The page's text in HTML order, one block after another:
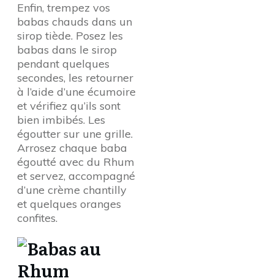
Enfin, trempez vos
babas chauds dans un
sirop tiède. Posez les
babas dans le sirop
pendant quelques
secondes, les retourner
à l’aide d’une écumoire
et vérifiez qu’ils sont
bien imbibés. Les
égoutter sur une grille.
Arrosez chaque baba
égoutté avec du Rhum
et servez, accompagné
d’une crème chantilly
et quelques oranges
confites.